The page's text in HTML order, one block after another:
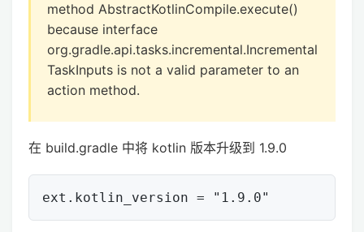
method AbstractKotlinCompile.execute()
because interface
org.gradle.api.tasks.incremental.Incremental
TaskInputs is not a valid parameter to an
action method.
在 build.gradle 中将 kotlin 版本升级到 1.9.0